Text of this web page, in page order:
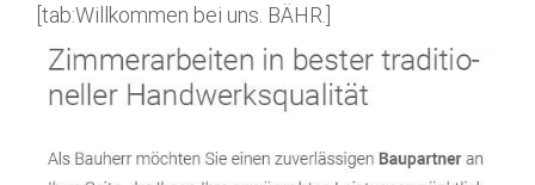
[tab:Willkommen bei uns. BÄHR.]